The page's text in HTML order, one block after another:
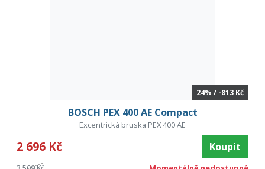
24% / -813 Kč
BOSCH PEX 400 AE Compact
Excentrická bruska PEX 400 AE
2 696 Kč Koupit